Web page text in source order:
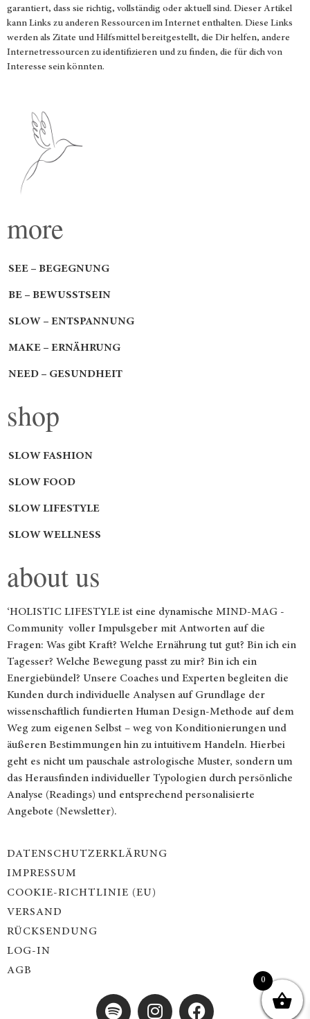
garantiert, dass sie richtig, vollständig oder aktuell sind. Dieser Artikel
kann Links zu anderen Ressourcen im Internet enthalten. Diese Links
werden als Zitate und Hilfsmittel bereitgestellt, die Dir helfen, andere
Internetressourcen zu identifizieren und zu finden, die für dich von
Interesse sein könnten.
more
SEE – BEGEGNUNG
BE – BEWUSSTSEIN
SLOW – ENTSPANNUNG
MAKE – ERNÄHRUNG
NEED – GESUNDHEIT
shop
SLOW FASHION
SLOW FOOD
SLOW LIFESTYLE
SLOW WELLNESS
about us
‘HOLISTIC LIFESTYLE ist eine dynamische MIND-MAG -
Community voller Impulsgeber mit Antworten auf die
Fragen: Was gibt Kraft? Welche Ernährung tut gut? Bin ich ein
Tagesser? Welche Bewegung passt zu mir? Bin ich ein
Energiebündel? Unsere Coaches und Experten begleiten die
Kunden durch individuelle Analysen auf Grundlage der
wissenschaftlich fundierten Human Design-Methode auf dem
Weg zum eigenen Selbst – weg von Konditionierungen und
äußeren Bestimmungen hin zu intuitivem Handeln. Hierbei
geht es nicht um pauschale astrologische Muster, sondern um
das Herausfinden individueller Typologien durch persönliche
Analyse (Readings) und entsprechend personalisierte
Angebote (Newsletter).
DATENSCHUTZERKLÄRUNG
IMPRESSUM
COOKIE-RICHTLINIE (EU)
VERSAND
RÜCKSENDUNG
LOG-IN
AGB
0